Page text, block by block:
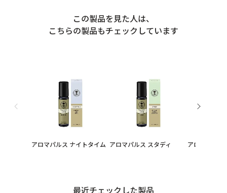
この製品を見た人は、
こちらの製品もチェックしています
アロマパルス ナイトタイム アロマパルス スタディ アロマパルス
最近チェックした製品